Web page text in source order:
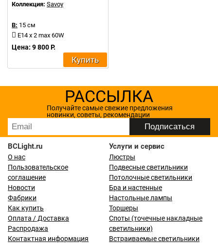
Коллекция: Savoy
В: 15 см
E14 x 2 max 60W
Цена: 9 800 Р.
Купить
РАССЫЛКА
Получайте самые свежие предложения
новинки, советы, рекомендации
BCLight.ru
О нас
Пользовательское
соглашение
Новости
Фабрики
Как купить
Оплата / Доставка
Распродажа
Контактная информация
Услуги и сервис
Люстры
Подвесные светильники
Потолочные светильники
Бра и настенные
Настольные лампы
Торшеры
Споты (точечные накладные
светильники)
Встраиваемые светильники